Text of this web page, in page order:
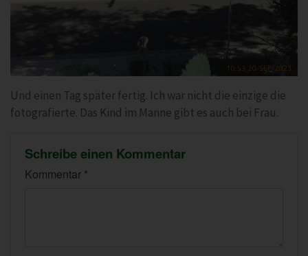
Und einen Tag später fertig. Ich war nicht die einzige die
fotografierte. Das Kind im Manne gibt es auch bei Frau.
Schreibe einen Kommentar
Kommentar *